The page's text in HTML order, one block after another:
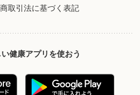
取引法に基づく表記
健康アプリを使おう